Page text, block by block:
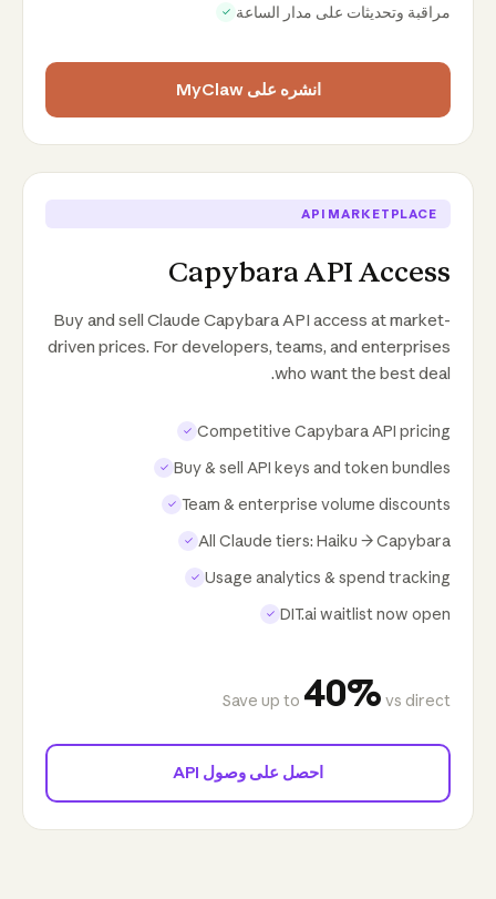
✓ مراقبة وتحديثات على مدار الساعة
انشره على MyClaw
API MARKETPLACE
Capybara API Access
Buy and sell Claude Capybara API access at market-
driven prices. For developers, teams, and enterprises
who want the best deal.
✓ Competitive Capybara API pricing
✓ Buy & sell API keys and token bundles
✓ Team & enterprise volume discounts
✓ All Claude tiers: Haiku → Capybara
✓ Usage analytics & spend tracking
✓ DIT.ai waitlist now open
Save up to 40% vs direct
احصل على وصول API